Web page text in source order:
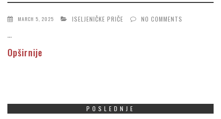
MARCH 5, 2025 ISELJENIČKE PRIČE NO COMMENTS
...
Opširnije
POSLEDNJE